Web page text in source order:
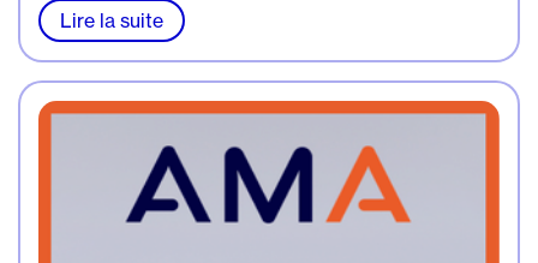
Lire la suite